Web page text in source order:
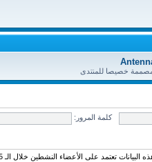
خصيصا للمنتدى
كلمة المرور: